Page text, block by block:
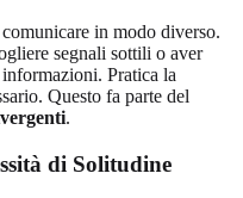
in modo diverso.
segnali sottili o aver
Pratica la
Questo fa parte del
.
di Solitudine